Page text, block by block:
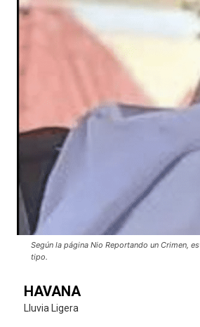
Según la página Nio Reportando un Crimen,
tipo.
HAVANA
Lluvia Ligera